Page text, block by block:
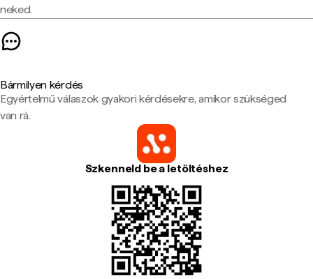
neked.
Bármilyen kérdés
Egyértelmű válaszok gyakori kérdésekre, amikor szükséged
van rá.
Szkenneld be a letöltéshez